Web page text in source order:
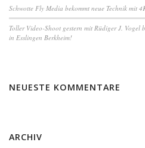
Schwotte Fly Media bekommt neue Technik mit
Toller Video-Shoot gestern mit Rüdiger J. Vogel
in Esslingen Berkheim!
NEUESTE KOMMENTARE
ARCHIV